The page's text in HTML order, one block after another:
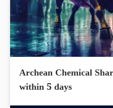
Archean Chemical
within 5 days